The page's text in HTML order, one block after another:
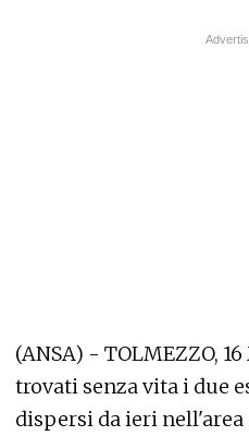
(ANSA) - TOLMEZZO,
trovati senza vita i due
dispersi da ieri